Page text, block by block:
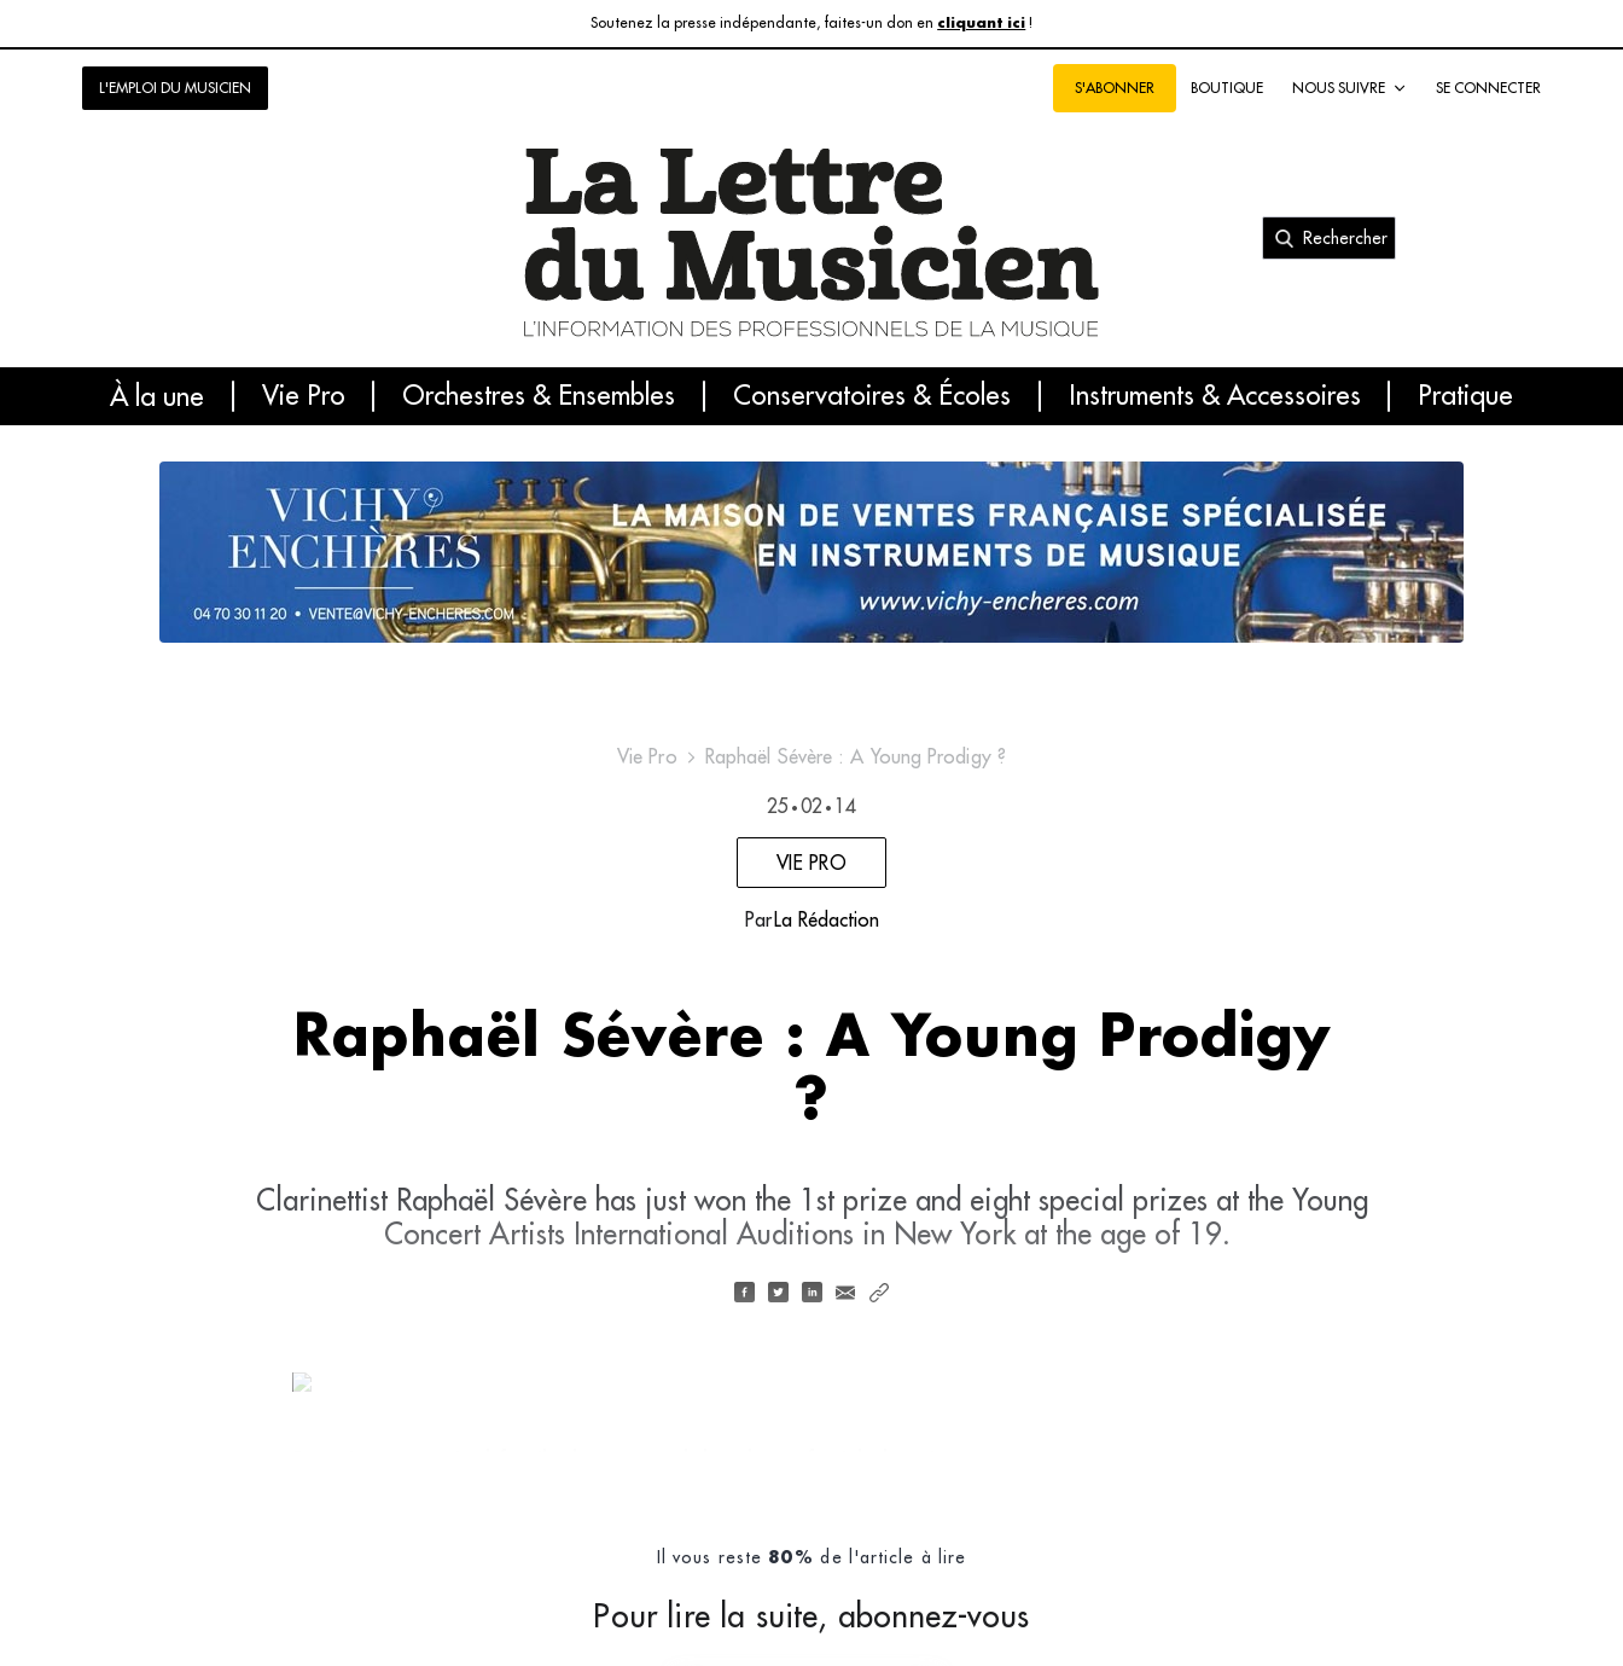
Soutenez la presse indépendante, faites-un don en cliquant ici !
L'EMPLOI DU MUSICIEN S'ABONNER BOUTIQUE NOUS SUIVRE SE CONNECTER
Rechercher
À la une Vie Pro Orchestres & Ensembles Conservatoires & Écoles Instruments & Accessoires Pratique
L'info du jour Le numéro du mois International
Vie Pro Raphaël Sévère : A Young Prodigy ?
25 • 02 • 14
VIE PRO
Par La Rédaction
Raphaël Sévère : A Young Prodigy
?
Clarinettist Raphaël Sévère has just won the 1st prize and eight special prizes at the Young
Concert Artists International Auditions in New York at the age of 19.
Il vous reste 80% de l'article à lire
Pour lire la suite, abonnez-vous